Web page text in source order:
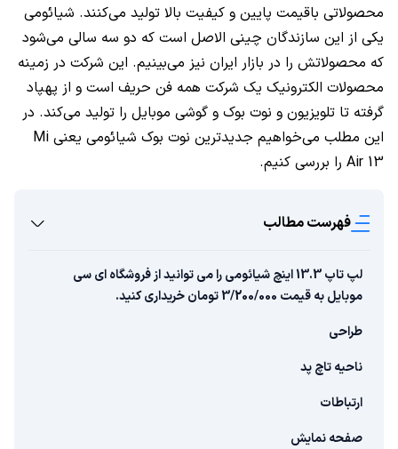
محصولاتی باقیمت پایین و کیفیت بالا تولید می‌کنند. شیائومی
یکی از این سازندگان چینی الاصل است که دو سه سالی می‌شود
که محصولاتش را در بازار ایران نیز می‌بینیم. این شرکت در زمینه
محصولات الکترونیک یک شرکت همه فن حریف است و از پهپاد
گرفته تا تلویزیون و نوت بوک و گوشی موبایل را تولید می‌کند. در
این مطلب می‌خواهیم جدیدترین نوت بوک شیائومی یعنی Mi
Air 13 را بررسی کنیم.
فهرست مطالب
لپ تاپ 13.3 اینچ شیائومی را می توانید از فروشگاه ای سی
موبایل به قیمت 3/200/000 تومان خریداری کنید.
طراحی
ناحیه تاچ پد
ارتباطات
صفحه نمایش